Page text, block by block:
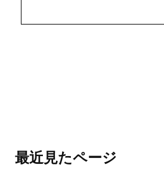
最近見たページ